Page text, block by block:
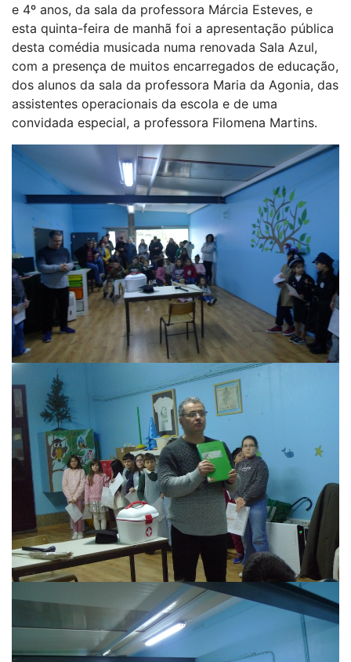
e 4º anos, da sala da professora Márcia Esteves, e
esta quinta-feira de manhã foi a apresentação pública
desta comédia musicada numa renovada Sala Azul,
com a presença de muitos encarregados de educação,
dos alunos da sala da professora Maria da Agonia, das
assistentes operacionais da escola e de uma
convidada especial, a professora Filomena Martins.